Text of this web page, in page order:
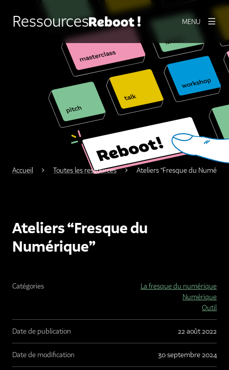
Ressources MENU
Accueil Toutes les ressources Ateliers “Fresque du
Ateliers “Fresque du
Numérique”
Catégories
La fresque du numérique
Numérique
Outil
Date de publication 22 août 2022
Date de modification 30 septembre 2024